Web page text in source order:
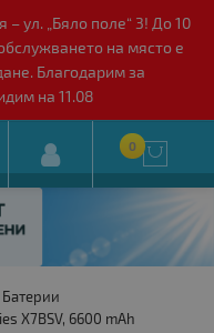
ул. „Бяло поле“ 3! До 10
на място е
Благодарим за
на 11.08
0 
Батерии
X7BSV, 6600 mAh